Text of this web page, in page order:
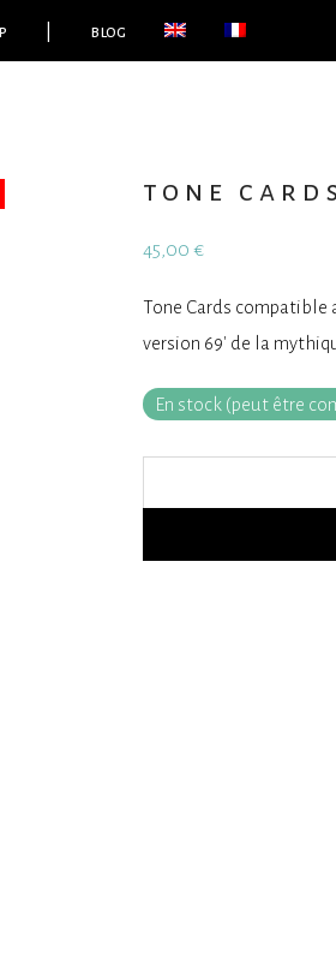
blog
tone
45,00 €
Tone Cards compatible
version 69′ de la
En stock (peut être